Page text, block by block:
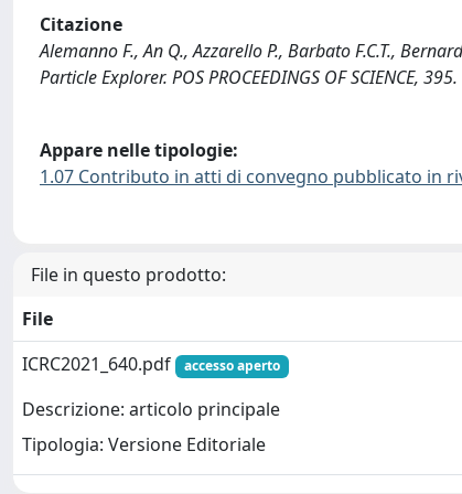
Citazione
Alemanno F., An Q., Azzarello P., Barbato F.C.T.,
Particle Explorer. POS PROCEEDINGS OF SCIENCE, 395.
Appare nelle tipologie:
1.07 Contributo in atti di convegno pubblicato in
File in questo prodotto:
File
ICRC2021_640.pdf
accesso aperto
Descrizione: articolo principale
Tipologia: Versione Editoriale